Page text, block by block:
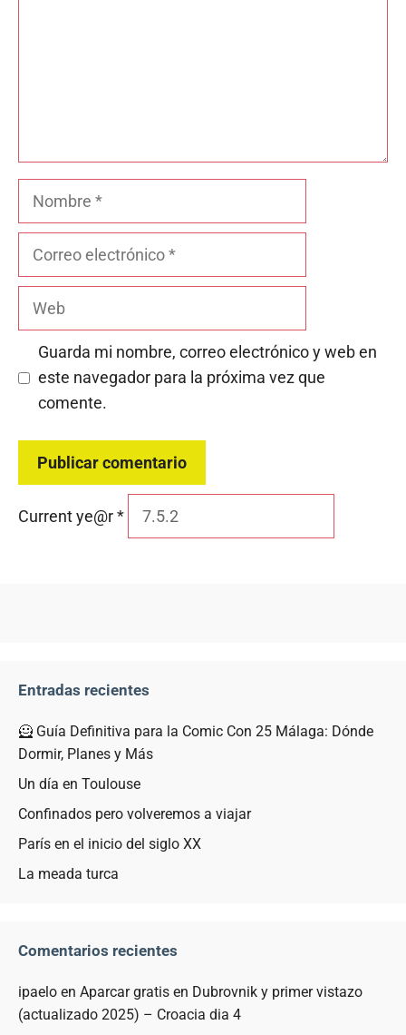
Nombre
Correo
Web
Guarda mi nombre, correo electrónico y web en
este navegador para la próxima vez que
comente.
Current ye@r*
Entradas recientes
🦸 Guía Definitiva para la Comic Con 25 Málaga: Dónde
Dormir, Planes y Más
Un día en Toulouse
Confinados pero volveremos a viajar
París en el inicio del siglo XX
La meada turca
Comentarios recientes
ipaelo en Aparcar gratis en Dubrovnik y primer vistazo
(actualizado 2025) – Croacia dia 4